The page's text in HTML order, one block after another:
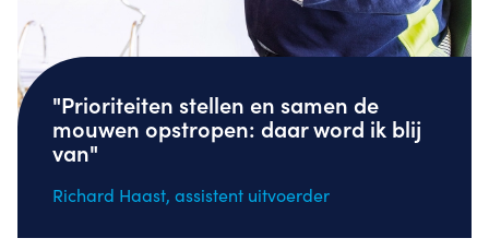
"Prioriteiten stellen en samen de
mouwen opstropen: daar word ik blij
van"
Richard Haast, assistent uitvoerder